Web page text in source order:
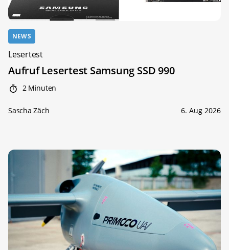
NEWS
Lesertest
Aufruf Lesertest Samsung SSD 990
2 Minuten
Sascha Zäch 6. Aug 2026